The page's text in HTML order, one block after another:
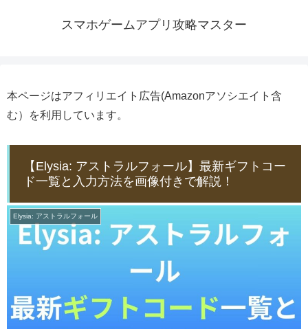
スマホゲームアプリ攻略マスター
本ページはアフィリエイト広告(Amazonアソシエイト含
む）を利用しています。
【Elysia: アストラルフォール】最新ギフトコー
ド一覧と入力方法を画像付きで解説！
Elysia: アストラルフォール